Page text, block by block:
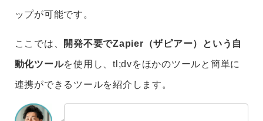
ップが可能です。
ここでは、 開発不要でZapier（ザピアー）という自
動化ツールを使用し、tl;dvをほかのツールと簡単に
連携ができるツールを紹介します。